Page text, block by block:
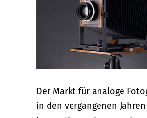
Der Markt für analoge
in den vergangenen